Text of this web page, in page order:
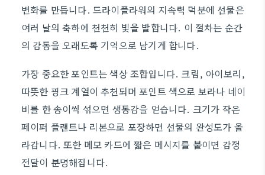
변화를 만듭니다. 드라이플라워의 지속력 덕분에 선물은
여러 날의 축하에 천천히 빛을 발합니다. 이 절차는 순간
의 감동을 오래도록 기억으로 남기게 합니다.
가장 중요한 포인트는 색상 조합입니다. 크림, 아이보리,
따뜻한 핑크 계열이 추천되며 포인트 색으로 보라나 네이
비를 한 송이씩 섞으면 생동감을 얻습니다. 크기가 작은
페이퍼 플랜트나 리본으로 포장하면 선물의 완성도가 올
라갑니다. 또한 메모 카드에 짧은 메시지를 붙이면 감정
전달이 분명해집니다.